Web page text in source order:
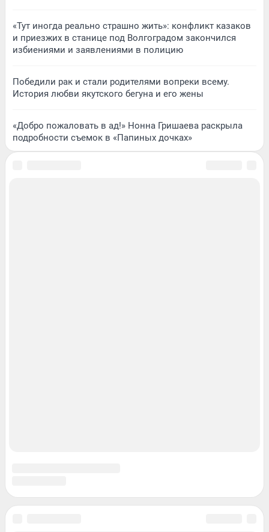
«Тут иногда реально страшно жить»: конфликт казаков
и приезжих в станице под Волгоградом закончился
избиениями и заявлениями в полицию
Победили рак и стали родителями вопреки всему.
История любви якутского бегуна и его жены
«Добро пожаловать в ад!» Нонна Гришаева раскрыла
подробности съемок в «Папиных дочках»